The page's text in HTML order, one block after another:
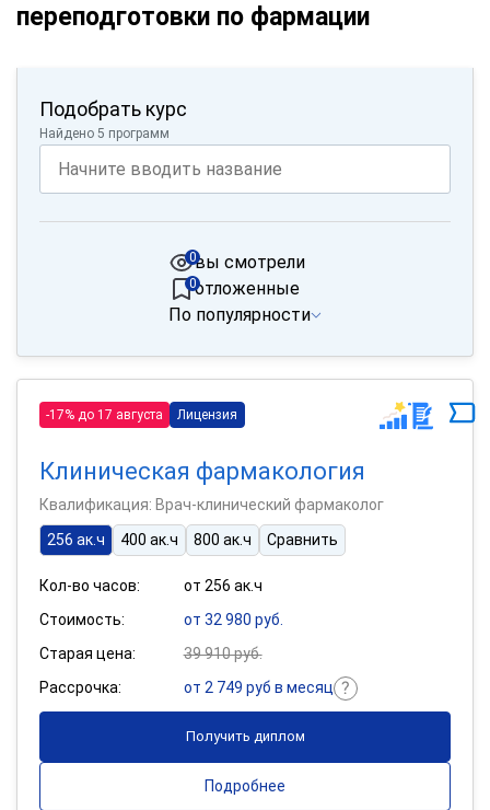
переподготовки по фармации
Подобрать курс
Найдено 5 программ
вы смотрели
0
отложенные
0
По популярности
-17% до 17 августа Лицензия
Клиническая фармакология
Квалификация: Врач-клинический фармаколог
256 ак.ч
400 ак.ч 800 ак.ч Сравнить
Кол-во часов:
от 256 ак.ч
Стоимость:
от 32 980 руб.
Старая цена:
39 910 руб.
Рассрочка:
от 2 749 руб в месяц
Получить диплом
Подробнее